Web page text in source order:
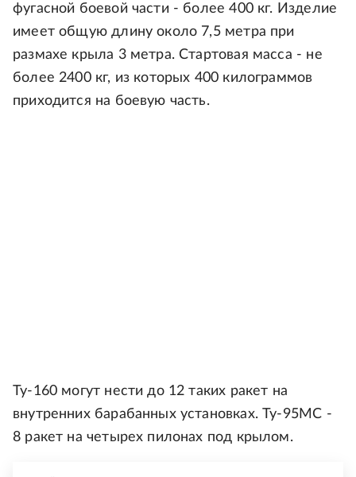
фугасной боевой части - более 400 кг. Изделие
имеет общую длину около 7,5 метра при
размахе крыла 3 метра. Стартовая масса - не
более 2400 кг, из которых 400 килограммов
приходится на боевую часть.
Ту-160 могут нести до 12 таких ракет на
внутренних барабанных установках. Ту-95МС -
8 ракет на четырех пилонах под крылом.